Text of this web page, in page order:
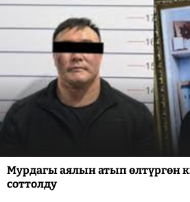
Мурдагы аялын атып өлтүргөн
соттолду